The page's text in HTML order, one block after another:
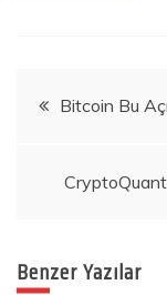
YazıBitcoin Bu
Benzer Yazılar